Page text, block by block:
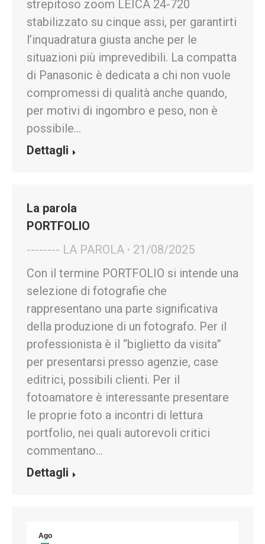
strepitoso zoom LEICA 24-720
stabilizzato su cinque assi, per garantirti
l’inquadratura giusta anche per le
situazioni più imprevedibili. La compatta
di Panasonic è dedicata a chi non vuole
compromessi di qualità anche quando,
per motivi di ingombro e peso, non è
possibile…
Dettagli
La parola
PORTFOLIO
-------- LA PAROLA
21/08/2025
Con il termine PORTFOLIO si intende una
selezione di fotografie che
rappresentano una parte significativa
della produzione di un fotografo. Per il
professionista è il “biglietto da visita”
per presentarsi presso agenzie, case
editrici, possibili clienti. Per il
fotoamatore è interessante presentare
le proprie foto a incontri di lettura
portfolio, nei quali autorevoli critici
commentano…
Dettagli
Ago